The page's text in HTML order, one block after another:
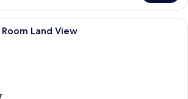
Et hotelværelse med seng, sofa, et
Land View